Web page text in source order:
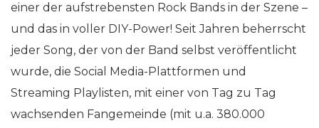
einer der aufstrebensten Rock Bands in der Szene –
und das in voller DIY-Power! Seit Jahren beherrscht
jeder Song, der von der Band selbst veröffentlicht
wurde, die Social Media-Plattformen und
Streaming Playlisten, mit einer von Tag zu Tag
wachsenden Fangemeinde (mit u.a. 380.000